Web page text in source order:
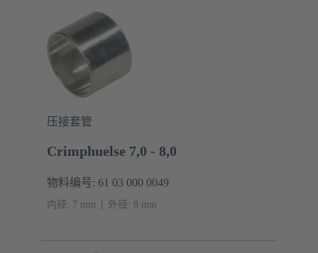
压接套管
Crimphuelse 7,0 - 8,0
物料编号: 61 03 000 0049
内径: 7 mm 外径: ‌8 mm